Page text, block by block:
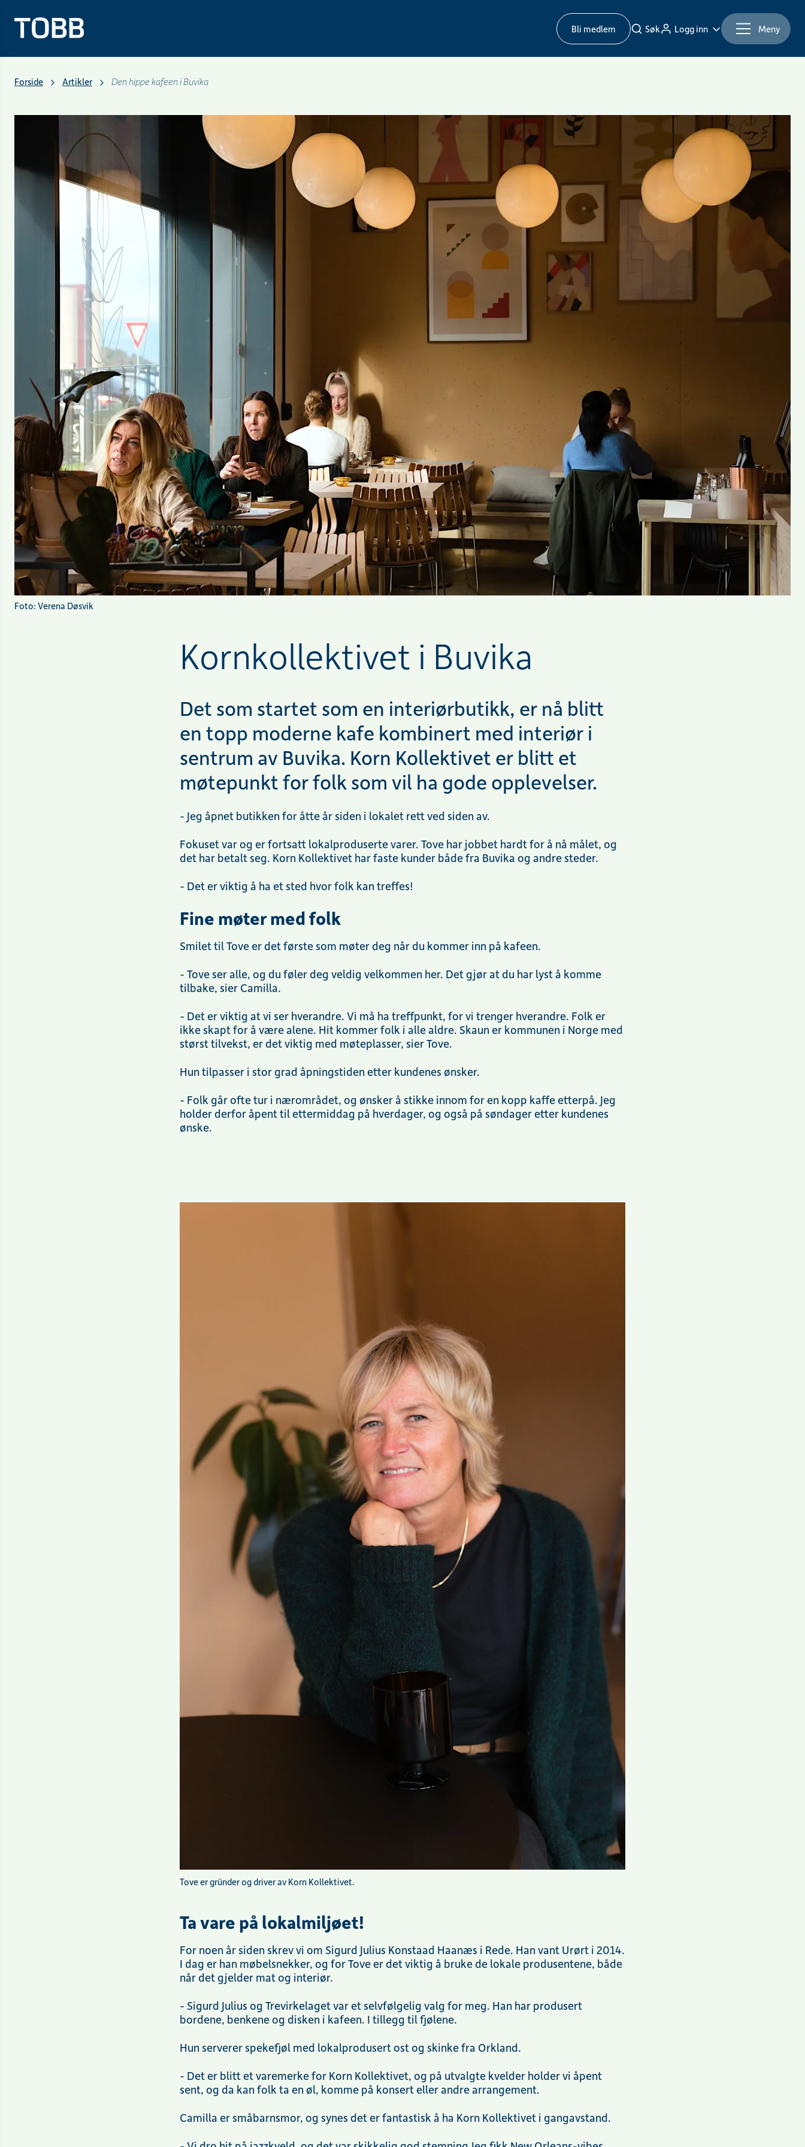
Bli medlem Søk Logg inn Meny
Forside Artikler Den hippe kafeen i Buvika
Foto: Verena Døsvik
Kornkollektivet i Buvika
Det som startet som en interiørbutikk, er nå blitt
en topp moderne kafe kombinert med interiør i
sentrum av Buvika. Korn Kollektivet er blitt et
møtepunkt for folk som vil ha gode opplevelser.
- Jeg åpnet butikken for åtte år siden i lokalet rett ved siden av.
Fokuset var og er fortsatt lokalproduserte varer. Tove har jobbet hardt for å nå målet, og
det har betalt seg. Korn Kollektivet har faste kunder både fra Buvika og andre steder.
- Det er viktig å ha et sted hvor folk kan treffes!
Fine møter med folk
Smilet til Tove er det første som møter deg når du kommer inn på kafeen.
- Tove ser alle, og du føler deg veldig velkommen her. Det gjør at du har lyst å komme
tilbake, sier Camilla.
- Det er viktig at vi ser hverandre. Vi må ha treffpunkt, for vi trenger hverandre. Folk er
ikke skapt for å være alene. Hit kommer folk i alle aldre. Skaun er kommunen i Norge med
størst tilvekst, er det viktig med møteplasser, sier Tove.
Hun tilpasser i stor grad åpningstiden etter kundenes ønsker.
- Folk går ofte tur i nærområdet, og ønsker å stikke innom for en kopp kaffe etterpå. Jeg
holder derfor åpent til ettermiddag på hverdager, og også på søndager etter kundenes
ønske.
Tove er gründer og driver av Korn Kollektivet.
Ta vare på lokalmiljøet!
For noen år siden skrev vi om Sigurd Julius Konstaad Haanæs i Rede. Han vant Urørt i 2014.
I dag er han møbelsnekker, og for Tove er det viktig å bruke de lokale produsentene, både
når det gjelder mat og interiør.
- Sigurd Julius og Trevirkelaget var et selvfølgelig valg for meg. Han har produsert
bordene, benkene og disken i kafeen. I tillegg til fjølene.
Hun serverer spekefjøl med lokalprodusert ost og skinke fra Orkland.
- Det er blitt et varemerke for Korn Kollektivet, og på utvalgte kvelder holder vi åpent
sent, og da kan folk ta en øl, komme på konsert eller andre arrangement.
Camilla er småbarnsmor, og synes det er fantastisk å ha Korn Kollektivet i gangavstand.